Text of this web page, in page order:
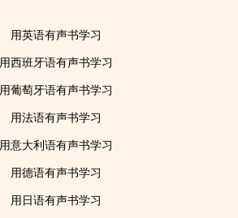
用英语有声书学习
用西班牙语有声书学习
用葡萄牙语有声书学习
用法语有声书学习
用意大利语有声书学习
用德语有声书学习
用日语有声书学习